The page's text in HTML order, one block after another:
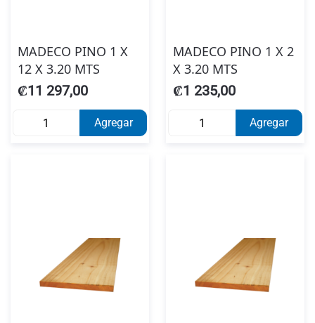
MADECO PINO 1 X
12 X 3.20 MTS
₡11 297,00
Agregar
MADECO PINO 1 X 2
X 3.20 MTS
₡1 235,00
Agregar